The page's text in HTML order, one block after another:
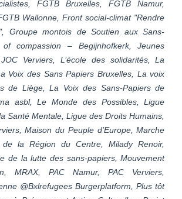
FGTB Bruxelles, FGTB Namur,
Wallonne, Front social-climat "Rendre
Groupe montois de Soutien aux Sans-
compassion – Begijnhofkerk, Jeunes
Verviers, L’école des solidarités, La
Voix des Sans Papiers Bruxelles, La voix
de Liège, La Voix des Sans-Papiers de
asbl, Le Monde des Possibles, Ligue
Santé Mentale, Ligue des Droits Humains,
Maison du Peuple d’Europe, Marche
de la Région du Centre, Milady Renoir,
de la lutte des sans-papiers, Mouvement
MRAX, PAC Namur, PAC Verviers,
@Bxlrefugees Burgerplatform, Plus tôt